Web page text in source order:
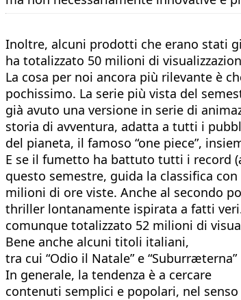
Inoltre, alcuni prodotti che erano stati
ha totalizzato 50 milioni di
La cosa per noi ancora più rilevante è
pochissimo. La serie più vista del
già avuto una versione in serie di
storia di avventura, adatta a tutti i
del pianeta, il famoso “one piece”,
E se il fumetto ha battuto tutti i record
questo semestre, guida la classifica
milioni di ore viste. Anche al secondo
thriller lontanamente ispirata a fatti
comunque totalizzato 52 milioni di
Bene anche alcuni titoli italiani,
tra cui “Odio il Natale” e “Suburræterna”
In generale, la tendenza è a cercare
contenuti semplici e popolari, nel